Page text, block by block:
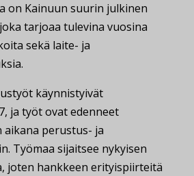
on Kainuun suurin julkinen
tarjoaa tulevina vuosina
sekä laite- ja
käynnistyivät
ja työt ovat edenneet
perustus- ja
Työmaa sijaitsee nykyisen
joten hankkeen erityispiirteitä